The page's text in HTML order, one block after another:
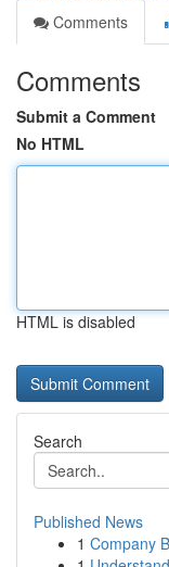
Comments
Comments
Submit a Comment
No HTML
HTML is disabled
Search
Published News
1 Company